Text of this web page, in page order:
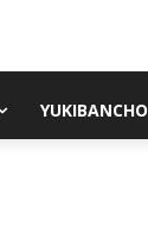
YUKIBANCHO